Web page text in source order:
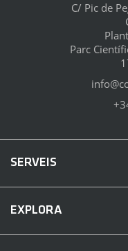
C/ Pic de
Parc
SERVEIS
EXPLORA